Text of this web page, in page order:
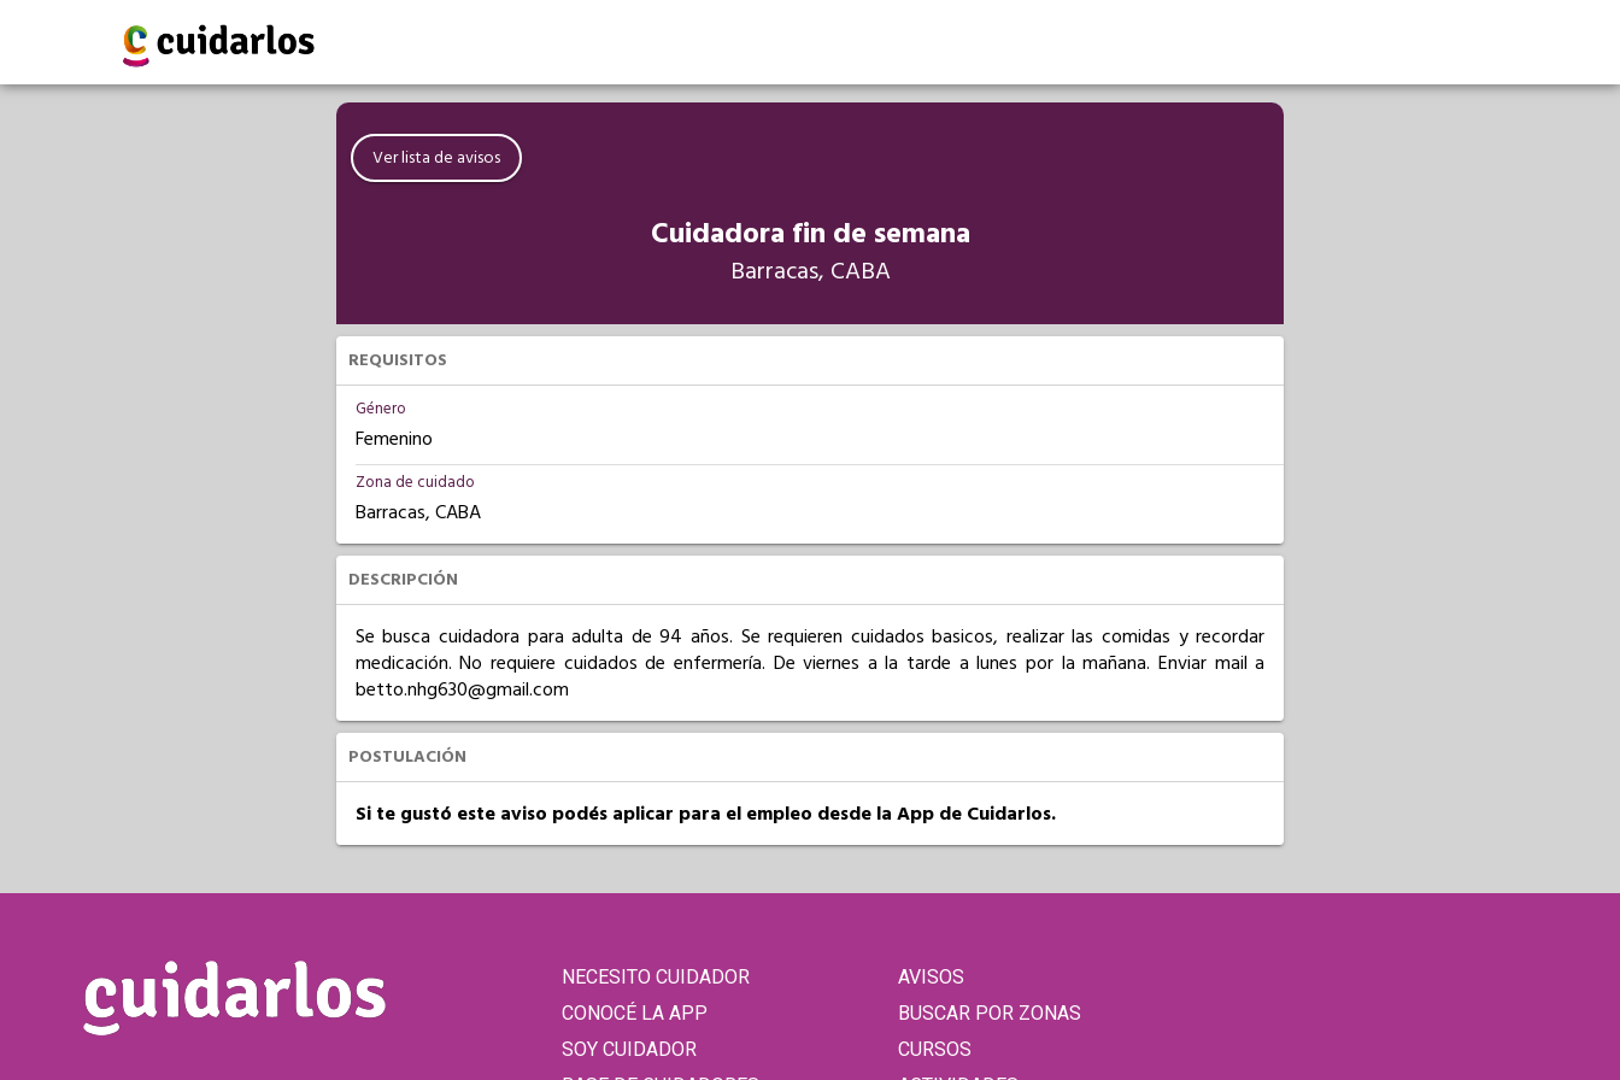
Ver lista de avisos
Cuidadora fin de semana
Barracas, CABA
REQUISITOS
Género
Femenino
Zona de cuidado
Barracas, CABA
DESCRIPCIÓN
Se busca cuidadora para adulta de 94 años. Se requieren cuidados basicos, realizar las comidas y recordar
medicación. No requiere cuidados de enfermería. De viernes a la tarde a lunes por la mañana. Enviar mail a
betto.nhg630@gmail.com
POSTULACIÓN
Si te gustó este aviso podés aplicar para el empleo desde la App de Cuidarlos.
NECESITO CUIDADOR
CONOCÉ LA APP
SOY CUIDADOR
AVISOS
BUSCAR POR ZONAS
CURSOS